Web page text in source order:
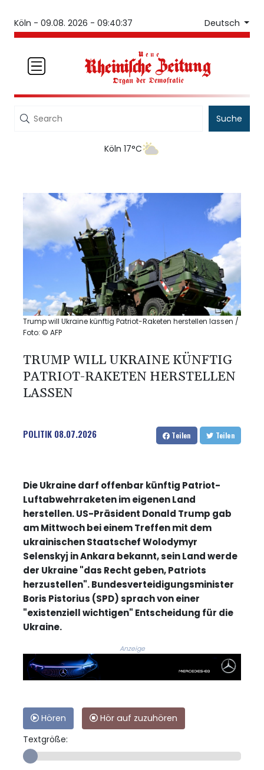
Köln - 09.08. 2026 - 09:40:37 Deutsch
Suche
Köln 17°C
Trump will Ukraine künftig Patriot-Raketen herstellen lassen /
Foto: © AFP
TRUMP WILL UKRAINE KÜNFTIG
PATRIOT-RAKETEN HERSTELLEN
LASSEN
POLITIK 08.07.2026 Teilen Teilen
Die Ukraine darf offenbar künftig Patriot-
Luftabwehrraketen im eigenen Land
herstellen. US-Präsident Donald Trump gab
am Mittwoch bei einem Treffen mit dem
ukrainischen Staatschef Wolodymyr
Selenskyj in Ankara bekannt, sein Land werde
der Ukraine "das Recht geben, Patriots
herzustellen". Bundesverteidigungsminister
Boris Pistorius (SPD) sprach von einer
"existenziell wichtigen" Entscheidung für die
Ukraine.
Anzeige
Hören
Hör auf zuzuhören
Textgröße: